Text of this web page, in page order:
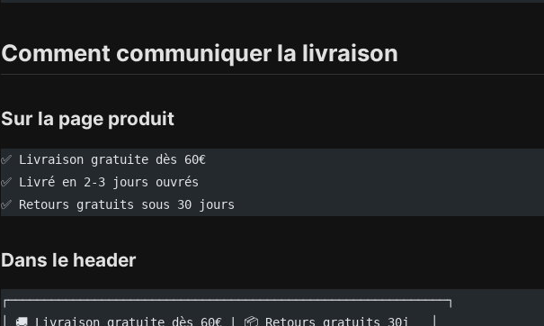
Comment communiquer la livraison
Sur la page produit
✅ Livraison gratuite dès 60€
✅ Livré en 2-3 jours ouvrés
✅ Retours gratuits sous 30 jours
Dans le header
┌─────────────────────────────────────────────────────────────┐
│ 🚚 Livraison gratuite dès 60€ | 📦 Retours gratuits 30j   │